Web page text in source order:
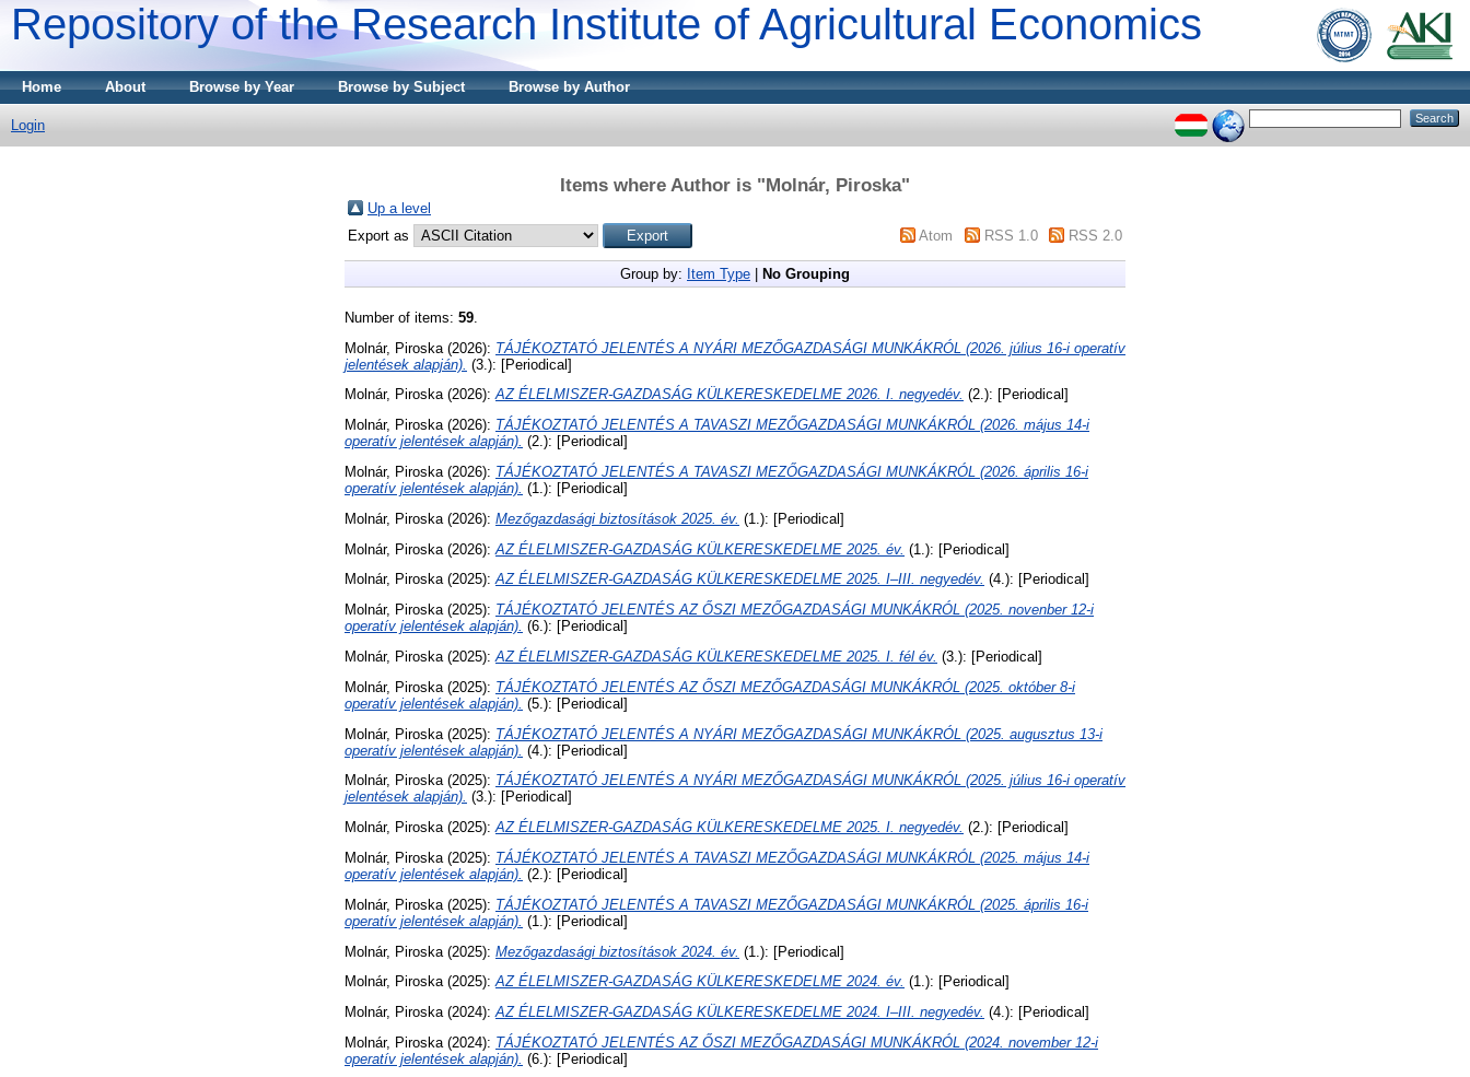
Repository of the Research Institute of Agricultural Economics
Home About Browse by Year Browse by Subject Browse by Author
Login
Items where Author is "Molnár, Piroska"
Up a level
Export as
Atom RSS 1.0 RSS 2.0
Group by: Item Type No Grouping
Number of items: 59
Molnár, Piroska (2026): TÁJÉKOZTATÓ JELENTÉS A NYÁRI MEZŐGAZDASÁGI MUNKÁKRÓL (2026. július 16-i operatív
jelentések alapján). (3.): [Periodical]
Molnár, Piroska(2026):AZ ÉLELMISZER-GAZDASÁG KÜLKERESKEDELME 2026. I. negyedév. (2.): [Periodical]
Molnár, Piroska(2026): TÁJÉKOZTATÓ JELENTÉS A TAVASZI MEZŐGAZDASÁGI MUNKÁKRÓL (2026. május 14-i
operatív jelentések alapján). (2.): [Periodical]
Molnár, Piroska (2026): TÁJÉKOZTATÓ JELENTÉS A TAVASZI MEZŐGAZDASÁGI MUNKÁKRÓL (2026. április 16-i
operatív jelentések alapján). (1.): [Periodical]
Molnár, Piroska (2026): Mezőgazdasági biztosítások 2025. év. (1.): [Periodical]
Molnár, Piroska (2026): AZ ÉLELMISZER-GAZDASÁG KÜLKERESKEDELME 2025. év. (1.): [Periodical]
Molnár, Piroska(2025):AZ ÉLELMISZER-GAZDASÁG KÜLKERESKEDELME 2025. I–III. negyedév. (4.): [Periodical]
Molnár, Piroska(2025): TÁJÉKOZTATÓ JELENTÉS AZ ŐSZI MEZŐGAZDASÁGI MUNKÁKRÓL (2025. novenber 12-i
operatív jelentések alapján). (6.): [Periodical]
Molnár, Piroska (2025): AZ ÉLELMISZER-GAZDASÁG KÜLKERESKEDELME 2025. I. fél év. (3.): [Periodical]
Molnár, Piroska (2025): TÁJÉKOZTATÓ JELENTÉS AZ ŐSZI MEZŐGAZDASÁGI MUNKÁKRÓL (2025. október 8-i
operatív jelentések alapján). (5.): [Periodical]
Molnár, Piroska (2025): TÁJÉKOZTATÓ JELENTÉS A NYÁRI MEZŐGAZDASÁGI MUNKÁKRÓL (2025. augusztus 13-i
operatív jelentések alapján). (4.): [Periodical]
Molnár, Piroska(2025): TÁJÉKOZTATÓ JELENTÉS A NYÁRI MEZŐGAZDASÁGI MUNKÁKRÓL (2025. július 16-i operatív
jelentések alapján). (3.): [Periodical]
Molnár, Piroska(2025):AZ ÉLELMISZER-GAZDASÁG KÜLKERESKEDELME 2025. I. negyedév. (2.): [Periodical]
Molnár, Piroska (2025): TÁJÉKOZTATÓ JELENTÉS A TAVASZI MEZŐGAZDASÁGI MUNKÁKRÓL (2025. május 14-i
operatív jelentések alapján). (2.): [Periodical]
Molnár, Piroska (2025): TÁJÉKOZTATÓ JELENTÉS A TAVASZI MEZŐGAZDASÁGI MUNKÁKRÓL (2025. április 16-i
operatív jelentések alapján). (1.): [Periodical]
Molnár, Piroska (2025): Mezőgazdasági biztosítások 2024. év. (1.): [Periodical]
Molnár, Piroska(2025):AZ ÉLELMISZER-GAZDASÁG KÜLKERESKEDELME 2024. év. (1.): [Periodical]
Molnár, Piroska(2024):AZ ÉLELMISZER-GAZDASÁG KÜLKERESKEDELME 2024. I–III. negyedév. (4.): [Periodical]
Molnár, Piroska (2024): TÁJÉKOZTATÓ JELENTÉS AZ ŐSZI MEZŐGAZDASÁGI MUNKÁKRÓL (2024. november 12-i
operatív jelentések alapján). (6.): [Periodical]